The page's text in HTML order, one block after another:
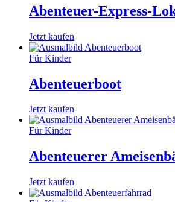
Abenteuer-Express-
Jetzt kaufen
Für Kinder
Abenteuerboot
Jetzt kaufen
Für Kinder
Abenteuerer
Jetzt kaufen